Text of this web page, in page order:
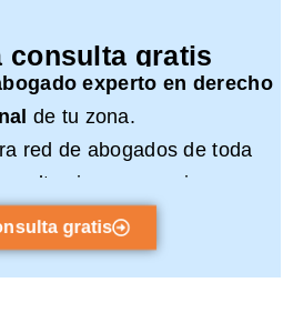
consulta gratis
experto en derecho
de tu zona.
red de abogados de toda
sin compromiso.
gratis